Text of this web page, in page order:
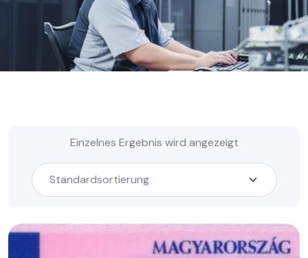
Einzelnes Ergebnis wird angezeigt